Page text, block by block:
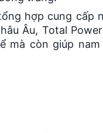
hợp cung cấp
Âu, Total
mà còn giúp